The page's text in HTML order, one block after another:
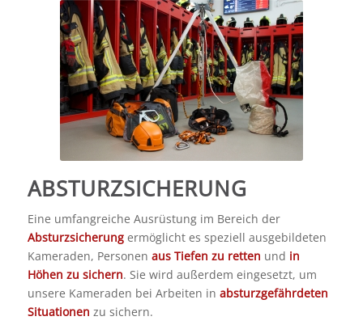
ABSTURZSICHERUNG
Eine umfangreiche Ausrüstung im Bereich der
Absturzsicherungermöglicht es speziell ausgebildeten
Kameraden, Personen aus Tiefen zu retten und in
Höhen zu sichern. Sie wird außerdem eingesetzt, um
unsere Kameraden bei Arbeiten in absturzgefährdeten
Situationen zu sichern.